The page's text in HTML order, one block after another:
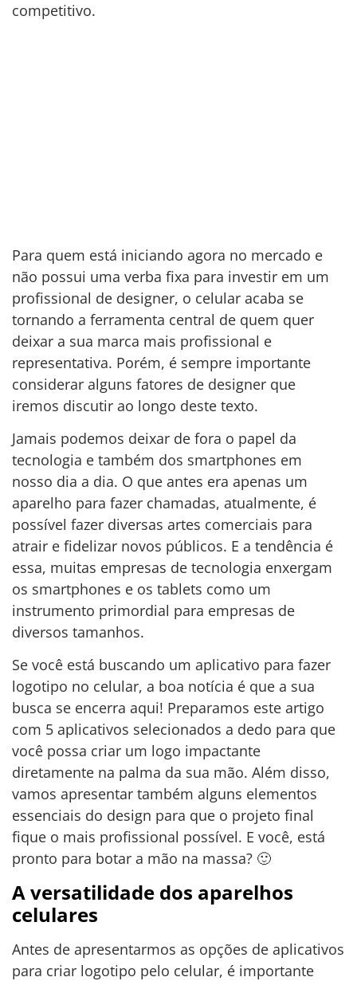
competitivo.
Para quem está iniciando agora no mercado e
não possui uma verba fixa para investir em um
profissional de designer, o celular acaba se
tornando a ferramenta central de quem quer
deixar a sua marca mais profissional e
representativa. Porém, é sempre importante
considerar alguns fatores de designer que
iremos discutir ao longo deste texto.
Jamais podemos deixar de fora o papel da
tecnologia e também dos smartphones em
nosso dia a dia. O que antes era apenas um
aparelho para fazer chamadas, atualmente, é
possível fazer diversas artes comerciais para
atrair e fidelizar novos públicos. E a tendência é
essa, muitas empresas de tecnologia enxergam
os smartphones e os tablets como um
instrumento primordial para empresas de
diversos tamanhos.
Se você está buscando um aplicativo para fazer
logotipo no celular, a boa notícia é que a sua
busca se encerra aqui! Preparamos este artigo
com 5 aplicativos selecionados a dedo para que
você possa criar um logo impactante
diretamente na palma da sua mão. Além disso,
vamos apresentar também alguns elementos
essenciais do design para que o projeto final
fique o mais profissional possível. E você, está
pronto para botar a mão na massa? 🙂
A versatilidade dos aparelhos
celulares
Antes de apresentarmos as opções de aplicativos
para criar logotipo pelo celular, é importante